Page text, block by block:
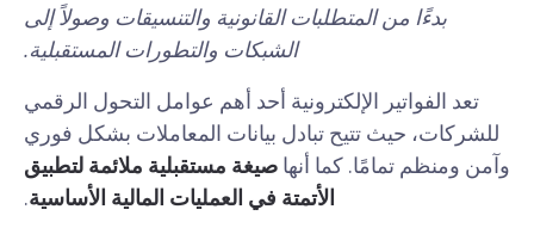
بدءًا من المتطلبات القانونية والتنسيقات وصولاً إلى
الشبكات والتطورات المستقبلية.
تعد الفواتير الإلكترونية أحد أهم عوامل التحول الرقمي
للشركات، حيث تتيح تبادل بيانات المعاملات بشكل فوري
وآمن ومنظم تمامًا. كما أنها صيغة مستقبلية ملائمة لتطبيق
الأتمتة في العمليات المالية الأساسية.